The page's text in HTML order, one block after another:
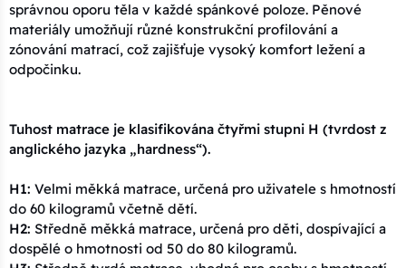
správnou oporu těla v každé spánkové poloze. Pěnové
materiály umožňují různé konstrukční profilování a
zónování matrací, což zajišťuje vysoký komfort ležení a
odpočinku.
Tuhost matrace je klasifikována čtyřmi stupni H (tvrdost z
anglického jazyka „hardness“).
H1: Velmi měkká matrace, určená pro uživatele s hmotností
do 60 kilogramů včetně dětí.
H2: Středně měkká matrace, určená pro děti, dospívající a
dospělé o hmotnosti od 50 do 80 kilogramů.